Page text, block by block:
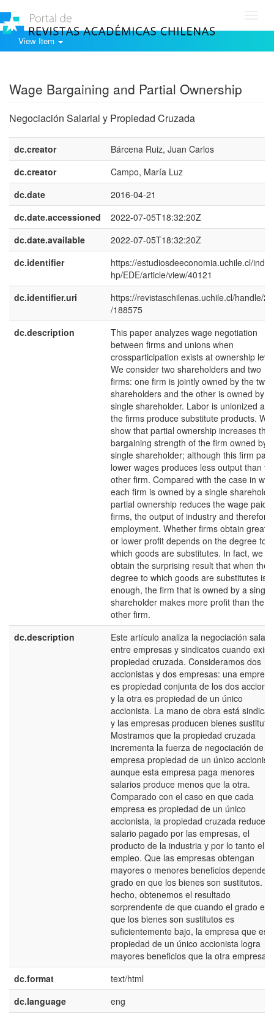
View Item
Wage Bargaining and Partial Ownership
Negociación Salarial y Propiedad Cruzada
dc.creator
Bárcena Ruiz, Juan Carlos
dc.creator
Campo, María Luz
dc.date
2016-04-21
dc.date.accessioned
2022-07-05T18:32:20Z
dc.date.available
2022-07-05T18:32:20Z
dc.identifier
https://estudiosdeeconomia.uchile.cl/
hp/EDE/article/view/40121
dc.identifier.uri
https://revistaschilenas.uchile.cl/handle/
/188575
dc.description
This paper analyzes wage negotiation
between firms and unions when
crossparticipation exists at ownership
We consider two shareholders and two
firms: one firm is jointly owned by the two
shareholders and the other is owned by a
single shareholder. Labor is unionized and
the firms produce substitute products. We
show that partial ownership increases the
bargaining strength of the firm owned by a
single shareholder; although this firm pays
lower wages produces less output than
other firm. Compared with the case in
each firm is owned by a single
partial ownership reduces the wage paid
firms, the output of industry and therefore
employment. Whether firms obtain greater
or lower profit depends on the degree to
which goods are substitutes. In fact, we
obtain the surprising result that when the
degree to which goods are substitutes is
enough, the firm that is owned by a single
shareholder makes more profit than the
other firm.
dc.description
Este artículo analiza la negociación
entre empresas y sindicatos cuando
propiedad cruzada. Consideramos dos
accionistas y dos empresas: una empresa
es propiedad conjunta de los dos
y la otra es propiedad de un único
accionista. La mano de obra está
y las empresas producen bienes
Mostramos que la propiedad cruzada
incrementa la fuerza de negociación de la
empresa propiedad de un único
aunque esta empresa paga menores
salarios produce menos que la otra.
Comparado con el caso en que cada
empresa es propiedad de un único
accionista, la propiedad cruzada reduce el
salario pagado por las empresas, el
producto de la industria y por lo tanto el
empleo. Que las empresas obtengan
mayores o menores beneficios depende
grado en que los bienes son sustitutos.
hecho, obtenemos el resultado
sorprendente de que cuando el grado en
que los bienes son sustitutos es
suficientemente bajo, la empresa que es
propiedad de un único accionista logra
mayores beneficios que la otra empresa.
dc.format
text/html
dc.language
eng